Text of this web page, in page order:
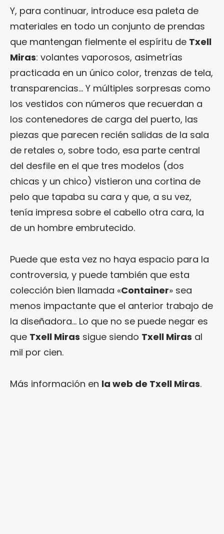
Y, para continuar, introduce esa paleta de
materiales en todo un conjunto de prendas
que mantengan fielmente el espíritu de Txell
Miras: volantes vaporosos, asimetrías
practicada en un único color, trenzas de tela,
transparencias… Y múltiples sorpresas como
los vestidos con números que recuerdan a
los contenedores de carga del puerto, las
piezas que parecen recién salidas de la sala
de retales o, sobre todo, esa parte central
del desfile en el que tres modelos (dos
chicas y un chico) vistieron una cortina de
pelo que tapaba su cara y que, a su vez,
tenía impresa sobre el cabello otra cara, la
de un hombre embrutecido.
Puede que esta vez no haya espacio para la
controversia, y puede también que esta
colección bien llamada «Container» sea
menos impactante que el anterior trabajo de
la diseñadora… Lo que no se puede negar es
que Txell Miras sigue siendo Txell Miras al
mil por cien.
Más información en la web de Txell Miras.